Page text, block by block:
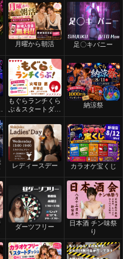
月曜から朝活 足〇キバニー
もぐらランチくら
ぶ＆スタートダッ
シュ
納涼祭
レディースデー カラオケ宝くじ
ダーツフリー
日本酒 チン味祭
り